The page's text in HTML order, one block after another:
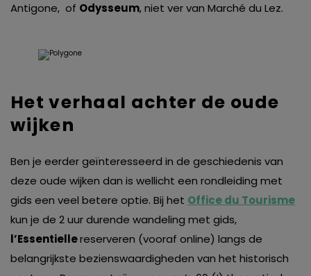
Antigone, of Odysseum, niet ver van Marché du Lez.
Het verhaal achter de oude
wijken
Ben je eerder geïnteresseerd in de geschiedenis van
deze oude wijken dan is wellicht een rondleiding met
gids een veel betere optie. Bij het Office du Tourisme
kun je de 2 uur durende wandeling met gids,
l’Essentiellereserveren (vooraf online) langs de
belangrijkste bezienswaardigheden van het historisch